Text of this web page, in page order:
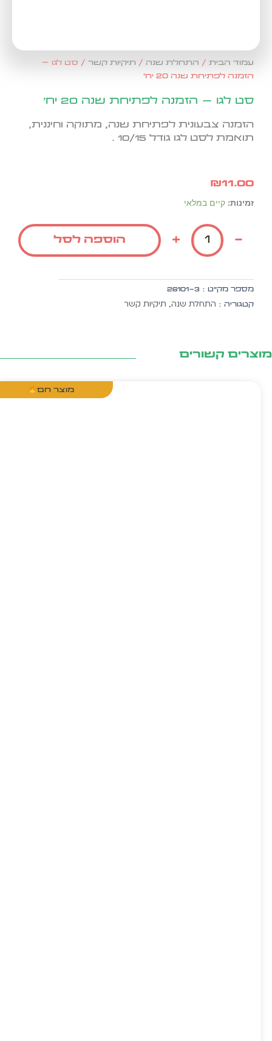
עמוד הבית/התחלת שנה/ תיקיות קשר/ סט לגו –
הזמנה לפתיחת שנה 20 יח'
סט לגו – הזמנה לפתיחת שנה 20 יח'
הזמנה צבעונית לפתיחת שנה, מתוקה וחיננית,
תואמת לסט לגו גודל 10/15 .
₪11.00
זמינות: קיים במלאי
כמות
לגו
לפתיחת
שנה
20
הוספה לסל
מספר מק״ט :26101-3
קטגוריה : התחלת שנה,תיקיות קשר
קשורים
מוצר חם